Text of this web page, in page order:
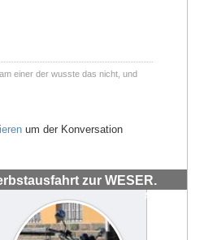
einer der wusste das nicht, und
um der Konversation
zur WESER.
#72041